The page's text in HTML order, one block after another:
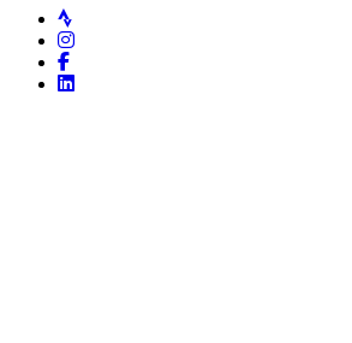
Strava
Instagram
Facebook
LinkedIn